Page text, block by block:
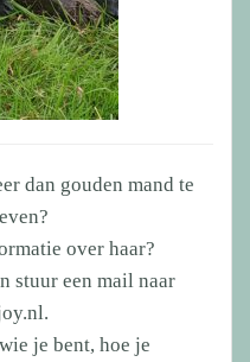
dan gouden mand te
over haar?
stuur een mail naar
je bent, hoe je